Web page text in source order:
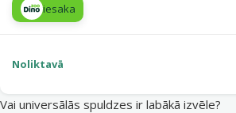
iesaka
Noliktavā
Vai universālās spuldzes ir labākā izvēle?